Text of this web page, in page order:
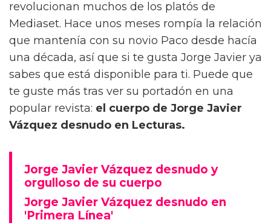
revolucionan muchos de los platós de
Mediaset. Hace unos meses rompía la relación
que mantenía con su novio Paco desde hacía
una década, así que si te gusta Jorge Javier ya
sabes que está disponible para ti. Puede que
te guste más tras ver su portadón en una
popular revista: el cuerpo de Jorge Javier
Vázquez desnudo en Lecturas.
Jorge Javier Vázquez desnudo y
orgulloso de su cuerpo
Jorge Javier Vázquez desnudo en
'Primera Línea'